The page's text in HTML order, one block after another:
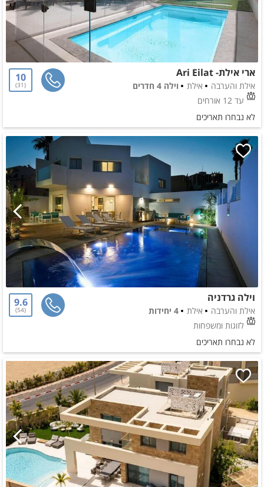
ארי אילת- Ari Eilat
אילת והערבה אילת
וילה 4 חדרים
עד 12 אורחים
10
31
לא נבחרו תאריכים
וילה גרדניה
אילת והערבה אילת
4 יחידות
לזוגות ומשפחות
9.6
54
לא נבחרו תאריכים